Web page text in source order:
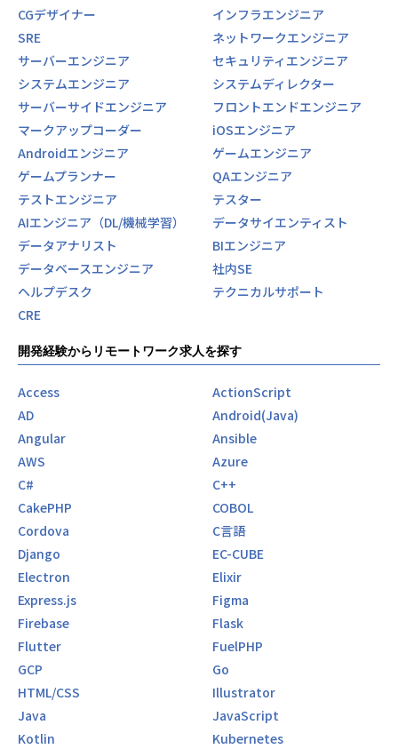
CGデザイナー
インフラエンジニア
SRE
ネットワークエンジニア
サーバーエンジニア
セキュリティエンジニア
システムエンジニア
システムディレクター
サーバーサイドエンジニア
フロントエンドエンジニア
マークアップコーダー
iOSエンジニア
Androidエンジニア
ゲームエンジニア
ゲームプランナー
QAエンジニア
テストエンジニア
テスター
AIエンジニア（DL/機械学習）
データサイエンティスト
データアナリスト
BIエンジニア
データベースエンジニア
社内SE
ヘルプデスク
テクニカルサポート
CRE
開発経験からリモートワーク求人を探す
Access
ActionScript
AD
Android(Java)
Angular
Ansible
AWS
Azure
C#
C++
CakePHP
COBOL
Cordova
C言語
Django
EC-CUBE
Electron
Elixir
Express.js
Figma
Firebase
Flask
Flutter
FuelPHP
GCP
Go
HTML/CSS
Illustrator
Java
JavaScript
Kotlin
Kubernetes